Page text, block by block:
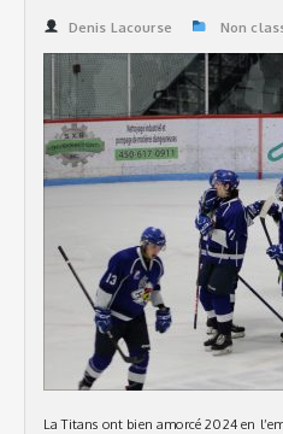
COMMANDITAIRES
STATISTIQUES DE LA LIGUE
Denis Lacourse Non
La Titans ont bien amorcé 2024 en